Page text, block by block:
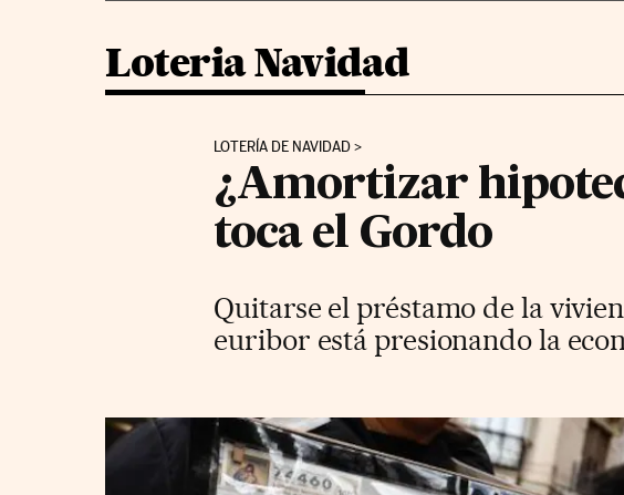
Loteria Navidad
LOTERÍA DE NAVIDAD
¿Amortizar
toca el Gordo
Quitarse el préstamo de la
euribor está presionando la